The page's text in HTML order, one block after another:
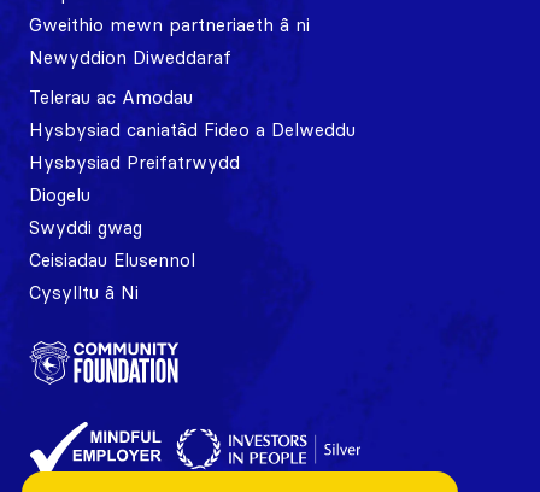
Gweithio mewn partneriaeth â ni
Newyddion Diweddaraf
Telerau ac Amodau
Hysbysiad caniatâd Fideo a Delweddu
Hysbysiad Preifatrwydd
Diogelu
Swyddi gwag
Ceisiadau Elusennol
Cysylltu â Ni